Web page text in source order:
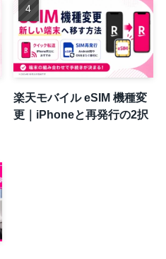
楽天モバイル eSIM 機種変
更｜iPhoneと再発行の2択